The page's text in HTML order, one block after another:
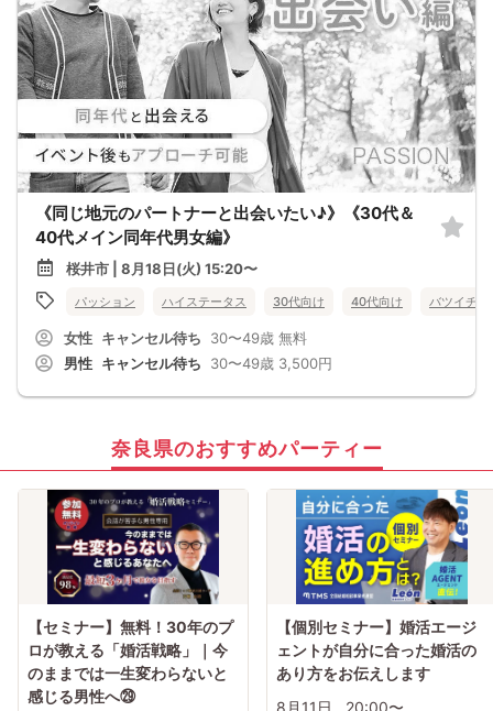
《同じ地元のパートナーと出会いたい♪》《30代＆
40代メイン同年代男女編》
桜井市 | 8月18日(火) 15:20〜
パッション ハイステータス 30代向け 40代向け バツイチ・
女性 キャンセル待ち 30〜49歳 無料
男性 キャンセル待ち 30〜49歳 3,500円
奈良県のおすすめパーティー
【セミナー】無料！30年のプ
ロが教える「婚活戦略」｜今
のままでは一生変わらないと
感じる男性へ㉙
【個別セミナー】婚活エージ
ェントが自分に合った婚活の
あり方をお伝えします
8月11日
20:00〜